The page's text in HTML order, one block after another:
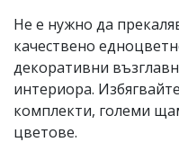
Не е нужно да
качествено
декоративни
интериора.
комплекти, големи
цветове.